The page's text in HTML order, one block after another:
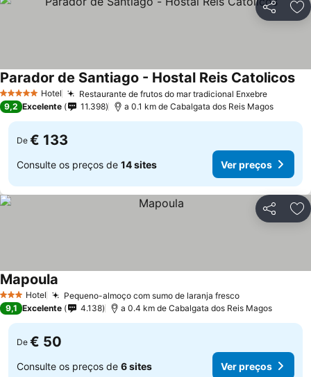
Partilhar
5 Estrelas Hotel Restaurante de frutos do mar tradicional Enxebre
Parador de Santiago - Hostal Reis Catolicos
9,2 Excelente 11.398 a 0.1 km de Cabalgata dos Reis Magos
De € 133
Consulte os preços de 14 sites Ver preços
Partilhar
3 EstrelasHotel Pequeno-almoço com sumo de laranja fresco
Mapoula
9,1 Excelente 4.138 a 0.4 km de Cabalgata dos Reis Magos
De € 50
Consulte os preços de 6 sites Ver preços